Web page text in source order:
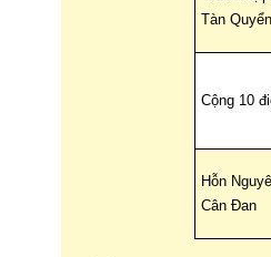
Tàn Quyển
Cộng 10
Hỗn
Cân Đan